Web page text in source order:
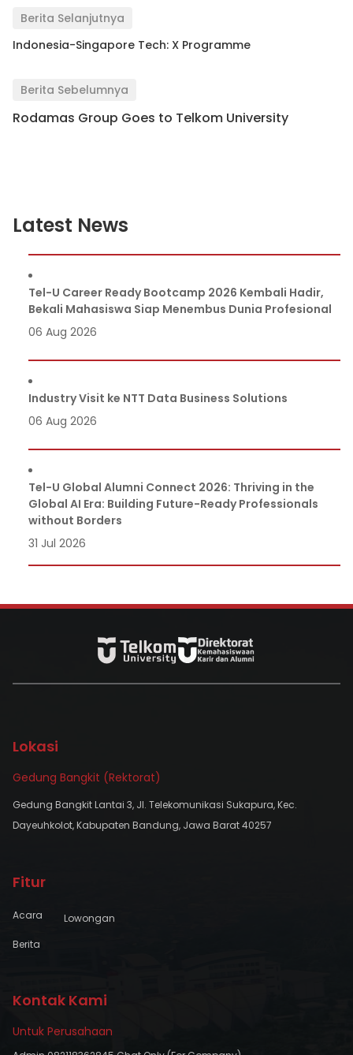
Berita Selanjutnya
Indonesia-Singapore Tech: X Programme
Berita Sebelumnya
Rodamas Group Goes to Telkom University
Latest News
Tel-U Career Ready Bootcamp 2026 Kembali Hadir,
Bekali Mahasiswa Siap Menembus Dunia Profesional
06 Aug 2026
Industry Visit ke NTT Data Business Solutions
06 Aug 2026
Tel-U Global Alumni Connect 2026: Thriving in the
Global AI Era: Building Future-Ready Professionals
without Borders
31 Jul 2026
Lokasi
Gedung Bangkit (Rektorat)
Gedung Bangkit Lantai 3, Jl. Telekomunikasi Sukapura, Kec.
Dayeuhkolot, Kabupaten Bandung, Jawa Barat 40257
Fitur
Acara
Lowongan
Berita
Kontak Kami
Untuk Perusahaan